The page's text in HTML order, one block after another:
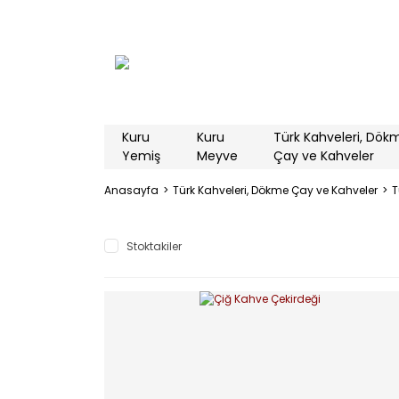
Kuru
Yemiş
Kuru
Meyve
Türk Kahveleri,
Çay ve Kahveler
Anasayfa Türk Kahveleri, Dökme Çay ve Kahveler
Stoktakiler